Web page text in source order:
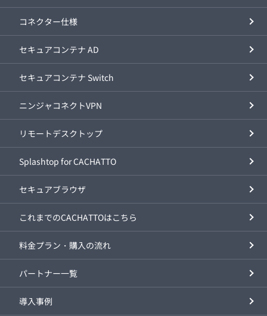
コネクター仕様
セキュアコンテナ AD
セキュアコンテナ Switch
ニンジャコネクトVPN
リモートデスクトップ
Splashtop for CACHATTO
セキュアブラウザ
これまでのCACHATTOはこちら
料金プラン・購入の流れ
パートナー一覧
導入事例